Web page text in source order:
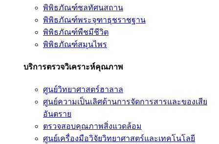
พิพิธภัณฑ์ชลทัศนสถาน
พิพิธภัณฑ์พระจุฑาธุชราชฐาน
พิพิธภัณฑ์พืชมีชีวิต
พิพิธภัณฑ์สมุนไพร
บริการตรวจวิเคราะห์คุณภาพ
ศูนย์วิทยาศาสตร์ฮาลาล
ศูนย์ความเป็นเลิศด้านการจัดการสารและของเสีย
อันตราย
ตรวจสอบคุณภาพสิ่งแวดล้อม
ศูนย์เครื่องมือวิจัยวิทยาศาสตร์และเทคโนโลยี